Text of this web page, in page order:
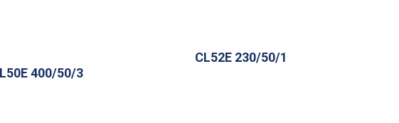
400/50/3
CL52E 230/50/1